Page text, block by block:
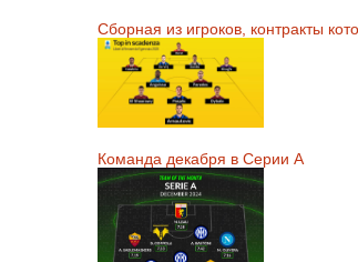
Сборная из игроков, контракты
Команда декабря в Серии А